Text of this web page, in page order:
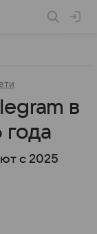
в
года
с 2025